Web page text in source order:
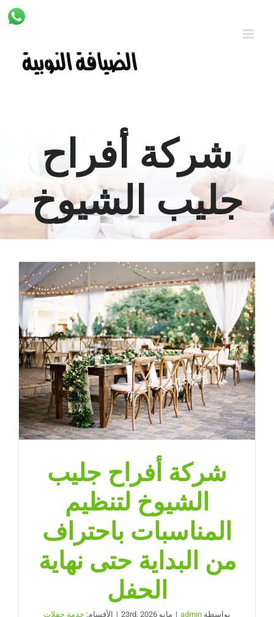
شركة أفراح
جليب الشيوخ
شركة أفراح جليب
الشيوخ لتنظيم
المناسبات باحتراف
من البداية حتى نهاية
الحفل
بواسطة admin
| مايو 23rd, 2026 | الأقسام: خدمة حفلات